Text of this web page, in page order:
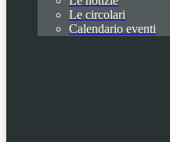
Le circolari
Calendario eventi